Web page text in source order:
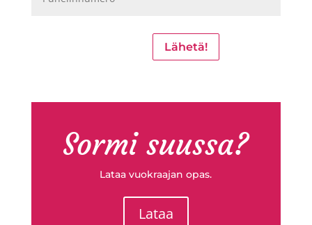
Lähetä!
Sormi suussa?
Lataa vuokraajan opas.
Lataa